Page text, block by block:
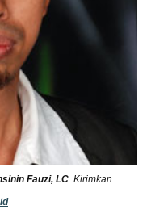
Fauzi, LC. Kirimkan